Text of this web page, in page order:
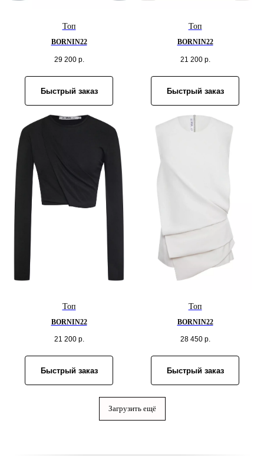
Топ
BORNIN22
29 200 р.
Быстрый заказ
Топ
BORNIN22
21 200 р.
Быстрый заказ
Топ
BORNIN22
21 200 р.
Быстрый заказ
Топ
BORNIN22
28 450 р.
Быстрый заказ
Загрузить ещё